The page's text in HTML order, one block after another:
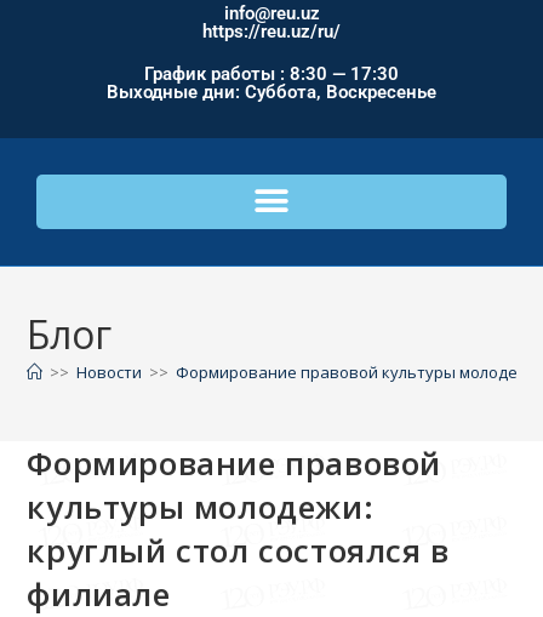
info@reu.uz
https://reu.uz/ru/
График работы : 8:30 — 17:30
Выходные дни: Суббота, Воскресенье
Блог
>> Новости >> Формирование правовой культуры молодежи:
Формирование правовой
культуры молодежи:
круглый стол состоялся в
филиале